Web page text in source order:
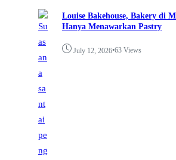
Louise Bakehouse, Bakery di
Hanya Menawarkan Pastry
July 12, 2026•63 Views